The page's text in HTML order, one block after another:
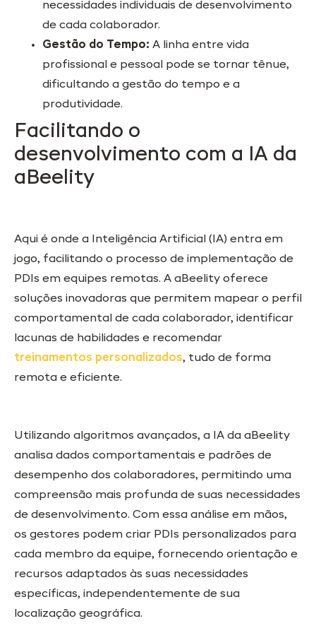
necessidades individuais de desenvolvimento
de cada colaborador.
Gestão do Tempo: A linha entre vida
profissional e pessoal pode se tornar tênue,
dificultando a gestão do tempo e a
produtividade.
Facilitando o
desenvolvimento com a IA da
aBeelity
Aqui é onde a Inteligência Artificial (IA) entra em
jogo, facilitando o processo de implementação de
PDIs em equipes remotas. A aBeelity oferece
soluções inovadoras que permitem mapear o perfil
comportamental de cada colaborador, identificar
lacunas de habilidades e recomendar
treinamentos personalizados, tudo de forma
remota e eficiente.
Utilizando algoritmos avançados, a IA da aBeelity
analisa dados comportamentais e padrões de
desempenho dos colaboradores, permitindo uma
compreensão mais profunda de suas necessidades
de desenvolvimento. Com essa análise em mãos,
os gestores podem criar PDIs personalizados para
cada membro da equipe, fornecendo orientação e
recursos adaptados às suas necessidades
específicas, independentemente de sua
localização geográfica.